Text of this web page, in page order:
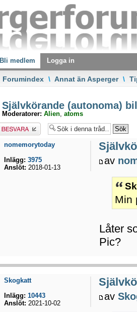
Bli medlem Logga in
Forumindex \ Annat än Asperger \
Självkörande (autonoma)
Moderatorer: Alien, atoms
Besvara
av
Min
Låter
Pic?
nomemorytoday
Inlägg: 3975
Anslöt: 2018-01-13
av
Skogkatt
Inlägg: 10443
Anslöt: 2021-10-02